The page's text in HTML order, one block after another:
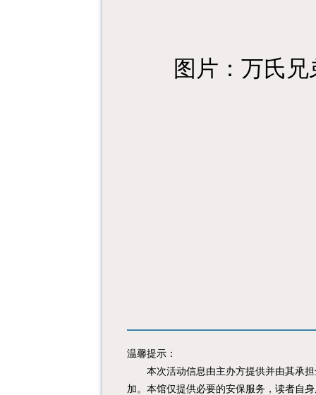
图片：万氏
温馨提示：
本次活动信息由主办方提供并由其承担
加。本馆仅提供必要的安保服务，读者自